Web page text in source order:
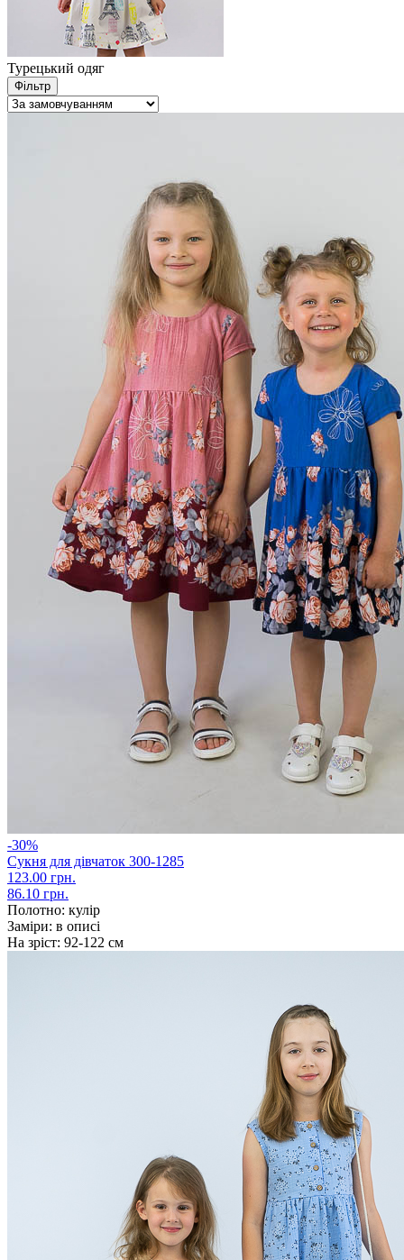
Турецький одяг
Фільтр
-30%
Сукня для дівчаток 300-1285
123.00 грн.
86.10 грн.
Полотно: кулір
Заміри: в описі
На зріст: 92-122 см